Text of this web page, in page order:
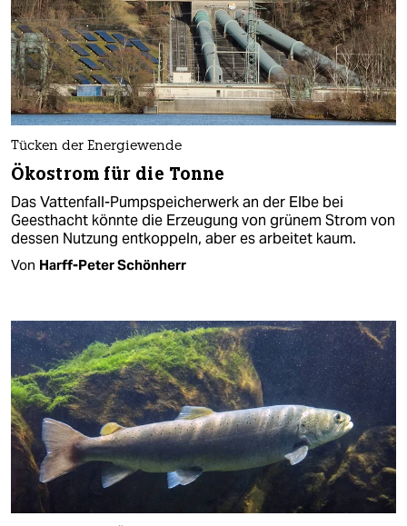
Tücken der Energiewende
Ökostrom für die Tonne
Das Vattenfall-Pumpspeicherwerk an der Elbe bei
Geesthacht könnte die Erzeugung von grünem Strom von
dessen Nutzung entkoppeln, aber es arbeitet kaum.
Von Harff-Peter Schönherr